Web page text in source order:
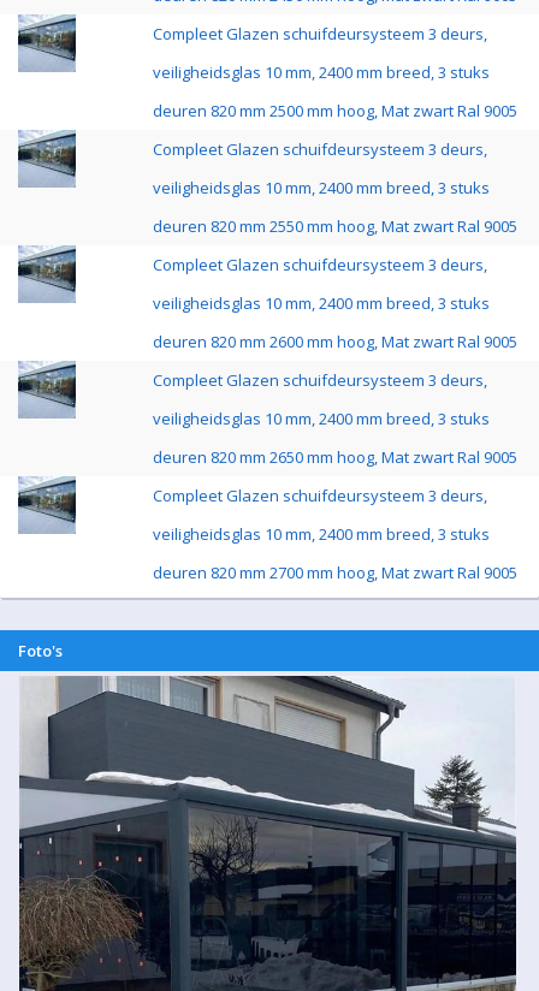
Compleet Glazen schuifdeursysteem 3 deurs,
veiligheidsglas 10 mm, 2400 mm breed, 3 stuks
deuren 820 mm 2500 mm hoog, Mat zwart Ral 9005
Compleet Glazen schuifdeursysteem 3 deurs,
veiligheidsglas 10 mm, 2400 mm breed, 3 stuks
deuren 820 mm 2550 mm hoog, Mat zwart Ral 9005
Compleet Glazen schuifdeursysteem 3 deurs,
veiligheidsglas 10 mm, 2400 mm breed, 3 stuks
deuren 820 mm 2600 mm hoog, Mat zwart Ral 9005
Compleet Glazen schuifdeursysteem 3 deurs,
veiligheidsglas 10 mm, 2400 mm breed, 3 stuks
deuren 820 mm 2650 mm hoog, Mat zwart Ral 9005
Compleet Glazen schuifdeursysteem 3 deurs,
veiligheidsglas 10 mm, 2400 mm breed, 3 stuks
deuren 820 mm 2700 mm hoog, Mat zwart Ral 9005
Foto's